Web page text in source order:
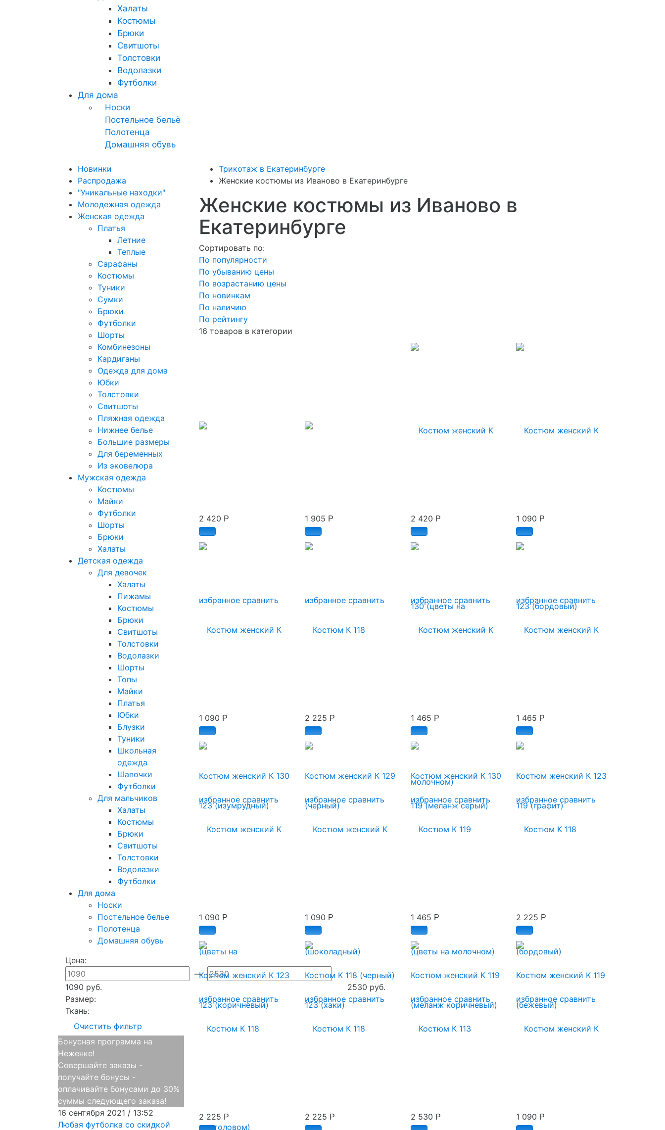
Халаты
Костюмы
Брюки
Свитшоты
Толстовки
Водолазки
Футболки
Для дома
Носки
Постельное бельё
Полотенца
Домашняя обувь
Новинки
Распродажа
"Уникальные находки"
Молодежная одежда
Женская одежда
Платья
Летние
Теплые
Сарафаны
Костюмы
Туники
Сумки
Брюки
Футболки
Шорты
Комбинезоны
Кардиганы
Одежда для дома
Юбки
Толстовки
Свитшоты
Пляжная одежда
Нижнее белье
Большие размеры
Для беременных
Из эковелюра
Мужская одежда
Костюмы
Майки
Футболки
Шорты
Брюки
Халаты
Детская одежда
Для девочек
Халаты
Пижамы
Костюмы
Брюки
Свитшоты
Толстовки
Водолазки
Шорты
Топы
Майки
Платья
Юбки
Блузки
Туники
Школьная
одежда
Шапочки
Футболки
Для мальчиков
Халаты
Костюмы
Брюки
Свитшоты
Толстовки
Водолазки
Футболки
Для дома
Носки
Постельное белье
Полотенца
Домашняя обувь
Цена:
—
1090 руб.
2530 руб.
Размер:
Ткань:
Очистить фильтр
Бонусная программа на
Неженке!
Совершайте заказы -
получайте бонусы -
оплачивайте бонусами до 30%
суммы следующего заказа!
16 сентября 2021 / 13:52
Любая футболка со скидкой
Трикотаж в Екатеринбурге
Женские костюмы из Иваново в Екатеринбурге
Женские костюмы из Иваново в
Екатеринбурге
Сортировать по:
По популярности
По убыванию цены
По возрастанию цены
По новинкам
По наличию
По рейтингу
16 товаров в категории
избранное сравнить
Костюм женский К 130
(цветы на
ментоловом)
2 420 Р
избранное сравнить
Костюм женский К 129
(шоколадный)
1 905 Р
избранное сравнить
Костюм женский К 130
(цветы на молочном)
2 420 Р
избранное сравнить
Костюм женский К 123
(бордовый)
1 090 Р
избранное сравнить
Костюм женский К 123
1 090 Р
избранное сравнить
Костюм К 118 (черный)
2 225 Р
избранное сравнить
Костюм женский К 119
1 465 Р
избранное сравнить
Костюм женский К 119
1 465 Р
избранное сравнить
1 090 Р
избранное сравнить
1 090 Р
избранное сравнить
1 465 Р
избранное сравнить
2 225 Р
2 225 Р 2 225 Р 2 530 Р 1 090 Р